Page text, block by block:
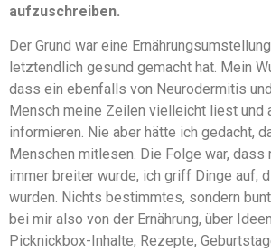
aufzuschreiben.
Der Grund war eine
letztendlich gesund gemacht hat. Mein
dass ein ebenfalls von Neurodermitis
Mensch meine Zeilen vielleicht liest und
informieren. Nie aber hätte ich gedacht,
Menschen mitlesen. Die Folge war, dass
immer breiter wurde, ich griff Dinge auf,
wurden. Nichts bestimmtes, sondern
bei mir also von der Ernährung, über
Picknickbox-Inhalte, Rezepte,